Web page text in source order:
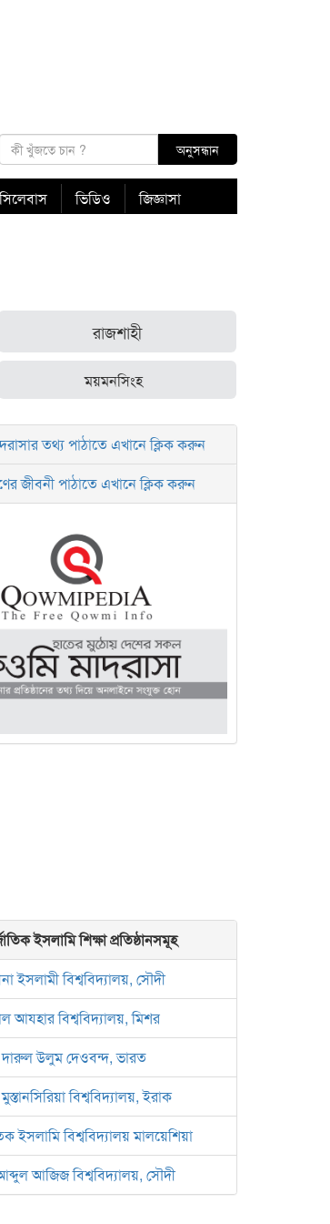
সিলেবাস ভিডিও জিজ্ঞাসা
রাজশাহী
ময়মনসিংহ
তথ্য পাঠাতে এখানে ক্লিক করুন
জীবনী পাঠাতে এখানে ক্লিক করুন
ইসলামি শিক্ষা প্রতিষ্ঠানসমূহ
ইসলামী বিশ্ববিদ্যালয়, সৌদী
আযহার বিশ্ববিদ্যালয়, মিশর
দারুল উলুম দেওবন্দ, ভারত
বিশ্ববিদ্যালয়, ইরাক
ইসলামি বিশ্ববিদ্যালয় মালয়েশিয়া
আজিজ বিশ্ববিদ্যালয়, সৌদী